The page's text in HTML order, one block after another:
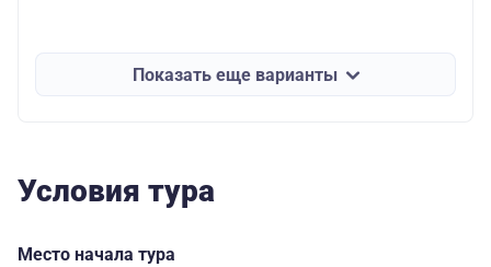
Показать еще варианты
Условия тура
Место начала тура